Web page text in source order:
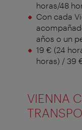
horas/48
Con cada
años o un
19 € (24
horas) / 39
VIENNA